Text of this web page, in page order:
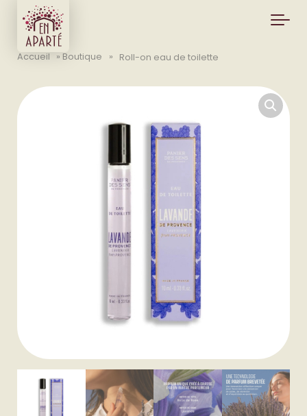
Skip to main content
Accueil » Boutique » Roll-on eau de toilette